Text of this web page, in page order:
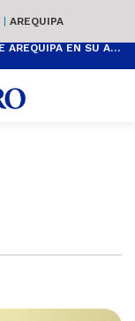
| AREQUIPA
ACTIVIDADES GRATUITAS PARA DISFRUTAR DE AREQUIPA EN SU ANIVERSARIO